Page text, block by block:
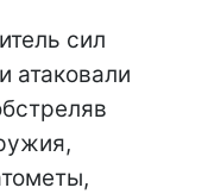
сил
атаковали